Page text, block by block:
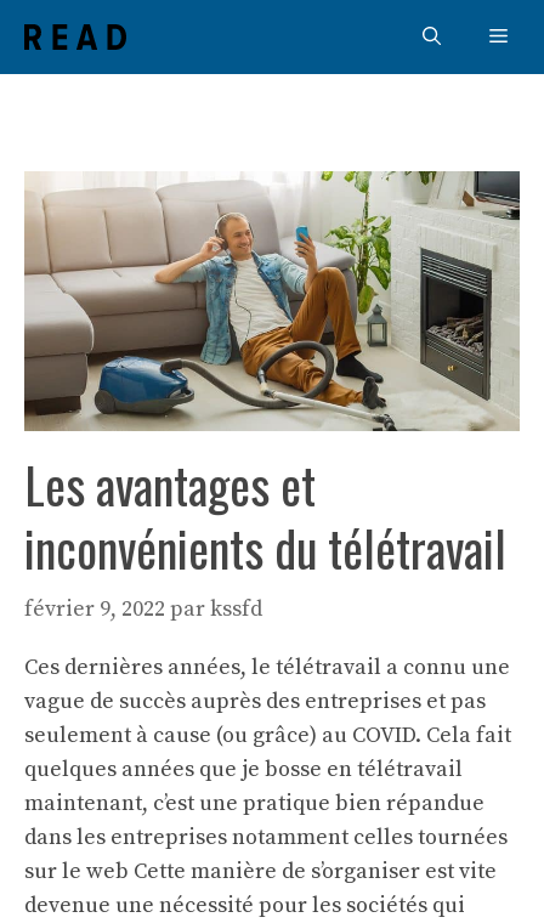
contenu
Les avantages et
inconvénients du télétravail
février 9, 2022 parkssfd
Ces dernières années, le télétravail a connu une
vague de succès auprès des entreprises et pas
seulement à cause (ou grâce) au COVID. Cela fait
quelques années que je bosse en télétravail
maintenant, c’est une pratique bien répandue
dans les entreprises notamment celles tournées
sur le web Cette manière de s’organiser est vite
devenue une nécessité pour les sociétés qui